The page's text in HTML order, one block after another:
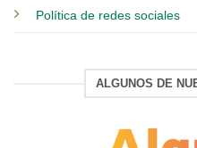
Política de redes sociales
ALGUNOS DE